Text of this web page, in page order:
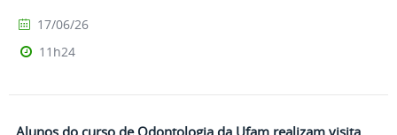
17/06/26
11h24
Alunos do curso de Odontologia da Ufam realizam visita